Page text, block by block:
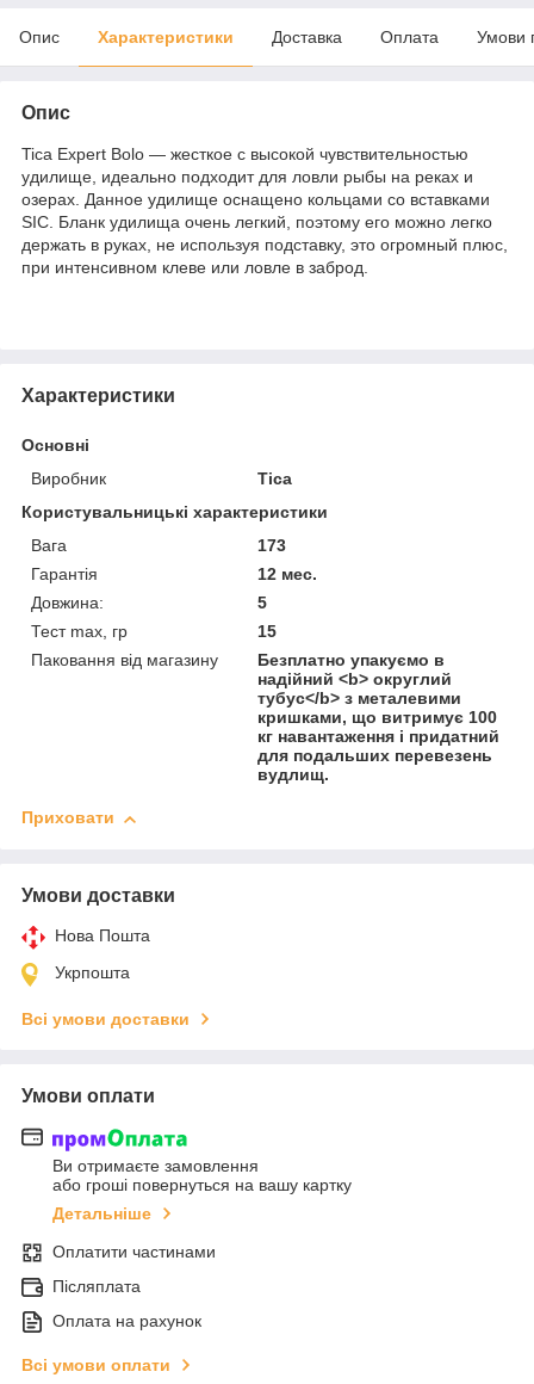
Опис Характеристики Доставка Оплата Умови
Опис
Tica Expert Bolo — жесткое с высокой чувствительностью
удилище, идеально подходит для ловли рыбы на реках и
озерах. Данное удилище оснащено кольцами со вставками
SIC. Бланк удилища очень легкий, поэтому его можно легко
держать в руках, не используя подставку, это огромный плюс,
при интенсивном клеве или ловле в заброд.
Характеристики
Основні
Виробник
Tica
Користувальницькі характеристики
Вага
173
Гарантія
12 мес.
Довжина:
5
Тест max, гр
15
Паковання від магазину
Безплатно упакуємо в
надійний <b> округлий
тубус</b> з металевими
кришками, що витримує 100
кг навантаження і придатний
для подальших перевезень
вудлищ.
Приховати
Умови доставки
Нова Пошта
Укрпошта
Всі умови доставки
Умови оплати
Ви отримаєте замовлення
або гроші повернуться на вашу картку
Детальніше
Оплатити частинами
Післяплата
Оплата на рахунок
Всі умови оплати